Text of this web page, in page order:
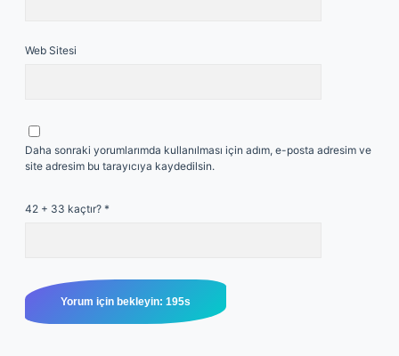
Web Sitesi
Daha sonraki yorumlarımda kullanılması için adım, e-posta adresim ve
site adresim bu tarayıcıya kaydedilsin.
42 + 33 kaçtır? *